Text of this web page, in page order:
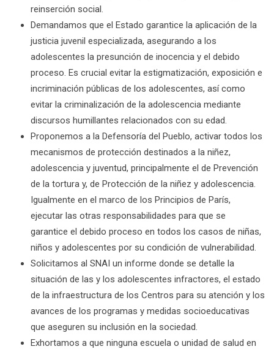
reinserción social.
Demandamos que el Estado garantice la aplicación de la
justicia juvenil especializada, asegurando a los
adolescentes la presunción de inocencia y el debido
proceso. Es crucial evitar la estigmatización, exposición e
incriminación públicas de los adolescentes, así como
evitar la criminalización de la adolescencia mediante
discursos humillantes relacionados con su edad.
Proponemos a la Defensoría del Pueblo, activar todos los
mecanismos de protección destinados a la niñez,
adolescencia y juventud, principalmente el de Prevención
de la tortura y, de Protección de la niñez y adolescencia.
Igualmente en el marco de los Principios de París,
ejecutar las otras responsabilidades para que se
garantice el debido proceso en todos los casos de niñas,
niños y adolescentes por su condición de vulnerabilidad.
Solicitamos al SNAI un informe donde se detalle la
situación de las y los adolescentes infractores, el estado
de la infraestructura de los Centros para su atención y los
avances de los programas y medidas socioeducativas
que aseguren su inclusión en la sociedad.
Exhortamos a que ninguna escuela o unidad de salud en